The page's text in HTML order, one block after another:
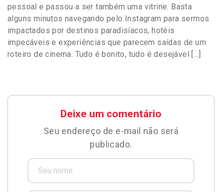
pessoal e passou a ser também uma vitrine. Basta
alguns minutos navegando pelo Instagram para sermos
impactados por destinos paradisíacos, hotéis
impecáveis e experiências que parecem saídas de um
roteiro de cinema. Tudo é bonito, tudo é desejável […]
Deixe um comentário
Seu endereço de e-mail não será
publicado.